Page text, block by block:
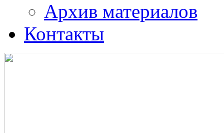
Архив материалов
Контакты